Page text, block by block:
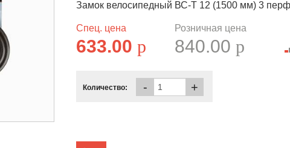
Замок велосипедный ВС-Т 12 (1500 мм) 3
Спец. цена
633.00p
Розничная цена
840.00p
Количество: - +